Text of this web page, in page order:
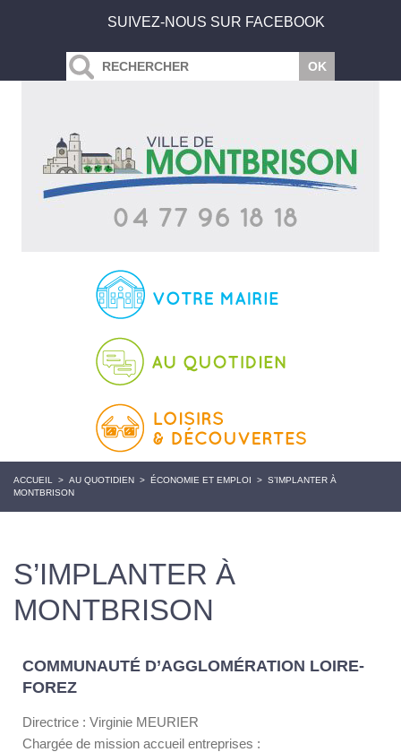
SUIVEZ-NOUS SUR FACEBOOK
ACCUEIL > AU QUOTIDIEN > ÉCONOMIE ET EMPLOI > S’IMPLANTER À
MONTBRISON
S’IMPLANTER À
MONTBRISON
COMMUNAUTÉ D’AGGLOMÉRATION LOIRE-
FOREZ
Directrice : Virginie MEURIER
Chargée de mission accueil entreprises :